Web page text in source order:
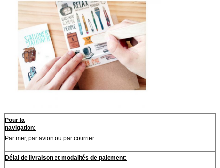
Pour la
navigation:
Par mer, par avion ou par courrier.
Délai de livraison et modalités de paiement: